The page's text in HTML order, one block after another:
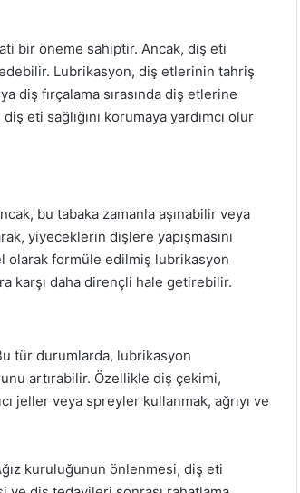
bir öneme sahiptir. Ancak, diş eti
Lubrikasyon, diş etlerinin tahriş
diş fırçalama sırasında diş etlerine
eti sağlığını korumaya yardımcı olur
bu tabaka zamanla aşınabilir veya
yiyeceklerin dişlere yapışmasını
olarak formüle edilmiş lubrikasyon
karşı daha dirençli hale getirebilir.
tür durumlarda, lubrikasyon
artırabilir. Özellikle diş çekimi,
jeller veya spreyler kullanmak, ağrıyı ve
kuruluğunun önlenmesi, diş eti